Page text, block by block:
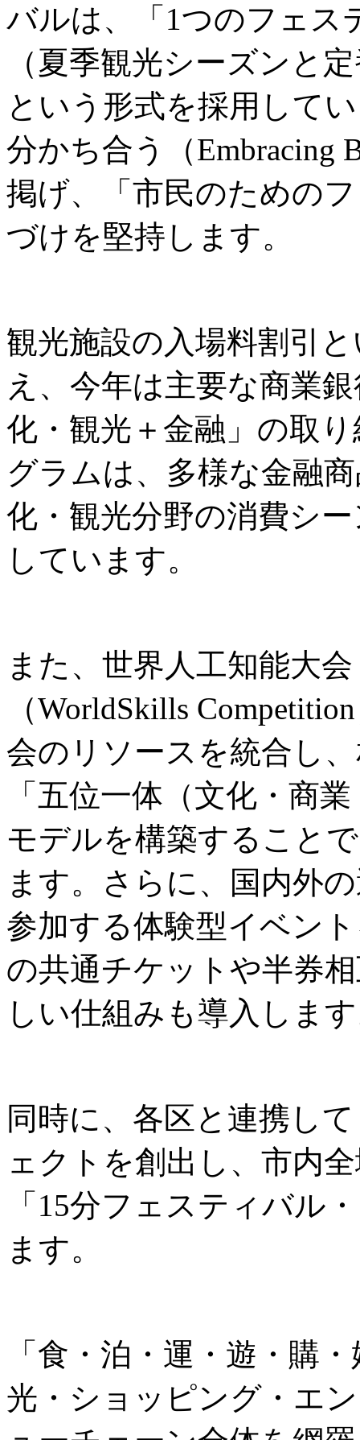
バルは、「1つのフェス
（夏季観光シーズンと
という形式を採用して
分かち合う（Embracing
掲げ、「市民のための
づけを堅持します。
観光施設の入場料割引
え、今年は主要な商業
化・観光＋金融」の取
グラムは、多様な金融
化・観光分野の消費シ
しています。
また、世界人工知能大
（WorldSkills
会のリソースを統合し
「五位一体（文化・商
モデルを構築すること
ます。さらに、国内外
参加する体験型イベン
の共通チケットや半券
しい仕組みも導入しま
同時に、各区と連携し
ェクトを創出し、市内
「15分フェスティバル
ます。
「食・泊・運・遊・購
光・ショッピング・エ